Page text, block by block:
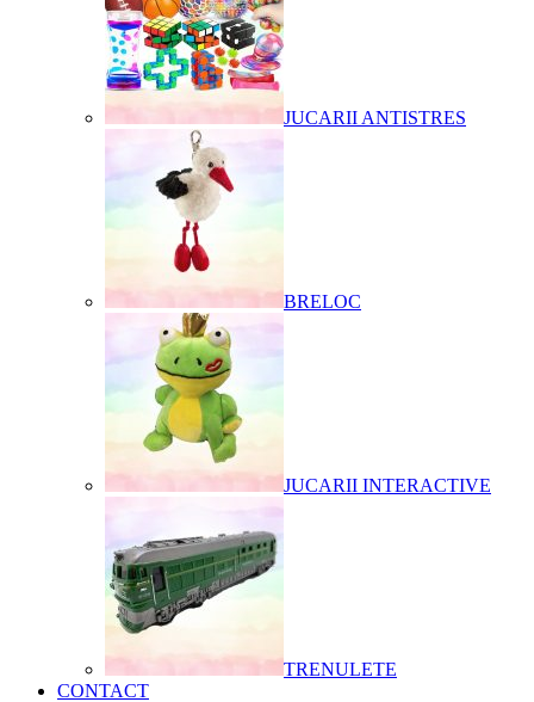
JUCARII ANTISTRES
BRELOC
JUCARII INTERACTIVE
TRENULETE
CONTACT